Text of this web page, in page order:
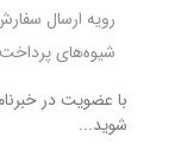
رویه ارسال
شیوه‌های پرداخت
با عضویت در
شوید...